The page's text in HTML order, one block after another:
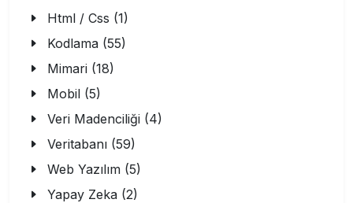
Html / Css (1)
Kodlama (55)
Mimari (18)
Mobil (5)
Veri Madenciliği (4)
Veritabanı (59)
Web Yazılım (5)
Yapay Zeka (2)